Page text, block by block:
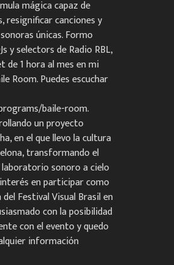
mágica capaz de
resignificar canciones y
únicas. Formo
y selectors de Radio RBL,
de 1 hora al mes en mi
Room. Puedes escuchar
baile-room.
un proyecto
en el que llevo la cultura
transformando el
sonoro a cielo
en participar como
del Festival Visual Brasil en
con la posibilidad
con el evento y quedo
información